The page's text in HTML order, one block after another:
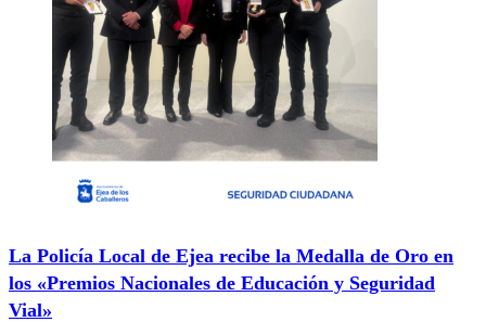
La Policía Local de Ejea recibe la Medalla de Oro en
los «Premios Nacionales de Educación y Seguridad
Vial»